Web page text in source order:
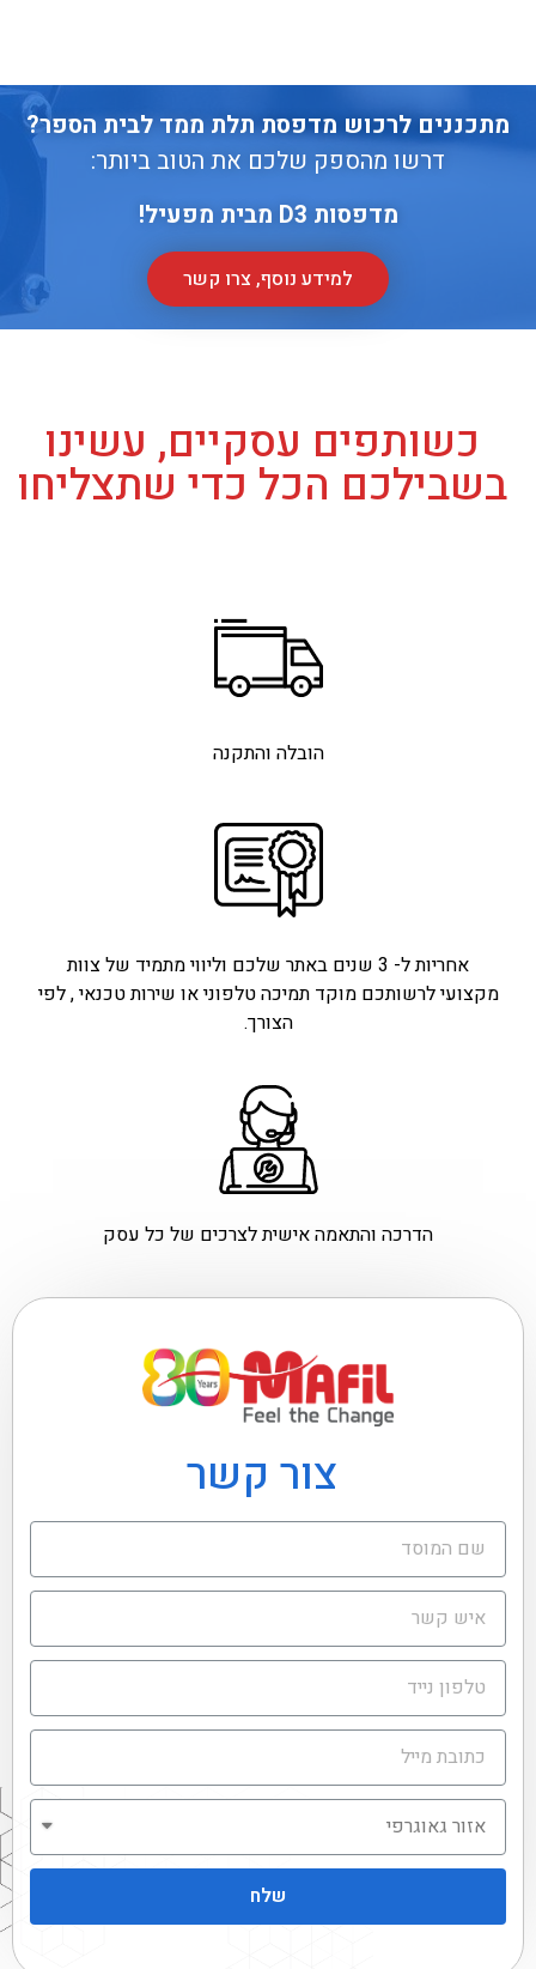
מתכננים לרכוש מדפסת תלת ממד לבית הספר?
דרשו מהספק שלכם את הטוב ביותר:
מדפסות
D3 מבית מפעיל!
למידע נוסף, צרו קשר
כשותפים עסקיים, עשינו
בשבילכם הכל כדי שתצליחו
הובלה והתקנה
אחריות ל- 3 שנים באתר שלכם וליווי מתמיד של צוות
מקצועי לרשותכם מוקד תמיכה טלפוני או שירות טכנאי , לפי
הצורך.
הדרכה והתאמה אישית לצרכים של כל עסק
צור קשר
שלח